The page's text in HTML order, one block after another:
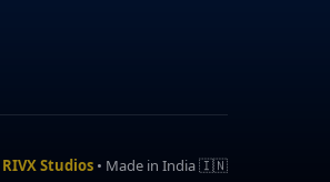
RIVX Studios • Made in India 🇮🇳